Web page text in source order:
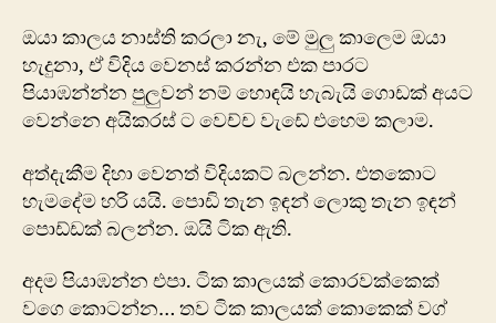
ඔයා කාලය නාස්ති කරලා නැ, මේ මුලු කාලෙම ඔයා
හැදුනා, ඒ විදිය වෙනස් කරන්න එක පාරට
පියාඹන්න්න පුලුවන් නම් හොඳයි හැබැයි ගොඩක් අයට
වෙන්නෙ අයිකරස් ට වෙච්ච වැඩේ එහෙම කලාම.
අත්දැකීම දිහා වෙනත් විදියකට් බලන්න. එතකොට
හැමදේම හරි යයි. පොඩි තැන ඉඳන් ලොකු තැන ඉඳන්
පොඩ්ඩක් බලන්න. ඔයි ටික ඇති.
අදම පියාඹන්න එපා. ටික කාලයක් කොරවක්කෙක්
වගෙ කොටන්න… තව ටික කාලයක් කොකෙක් වග්